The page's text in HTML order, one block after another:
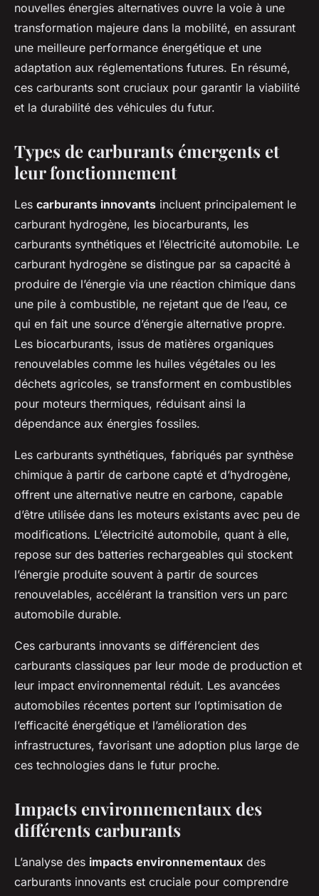
nouvelles énergies alternatives ouvre la voie à une
transformation majeure dans la mobilité, en assurant
une meilleure performance énergétique et une
adaptation aux réglementations futures. En résumé,
ces carburants sont cruciaux pour garantir la viabilité
et la durabilité des véhicules du futur.
Types de carburants émergents et
leur fonctionnement
Les carburants innovants incluent principalement le
carburant hydrogène, les biocarburants, les
carburants synthétiques et l’électricité automobile. Le
carburant hydrogène se distingue par sa capacité à
produire de l’énergie via une réaction chimique dans
une pile à combustible, ne rejetant que de l’eau, ce
qui en fait une source d’énergie alternative propre.
Les biocarburants, issus de matières organiques
renouvelables comme les huiles végétales ou les
déchets agricoles, se transforment en combustibles
pour moteurs thermiques, réduisant ainsi la
dépendance aux énergies fossiles.
Les carburants synthétiques, fabriqués par synthèse
chimique à partir de carbone capté et d’hydrogène,
offrent une alternative neutre en carbone, capable
d’être utilisée dans les moteurs existants avec peu de
modifications. L’électricité automobile, quant à elle,
repose sur des batteries rechargeables qui stockent
l’énergie produite souvent à partir de sources
renouvelables, accélérant la transition vers un parc
automobile durable.
Ces carburants innovants se différencient des
carburants classiques par leur mode de production et
leur impact environnemental réduit. Les avancées
automobiles récentes portent sur l’optimisation de
l’efficacité énergétique et l’amélioration des
infrastructures, favorisant une adoption plus large de
ces technologies dans le futur proche.
Impacts environnementaux des
différents carburants
L’analyse des impacts environnementaux des
carburants innovants est cruciale pour comprendre